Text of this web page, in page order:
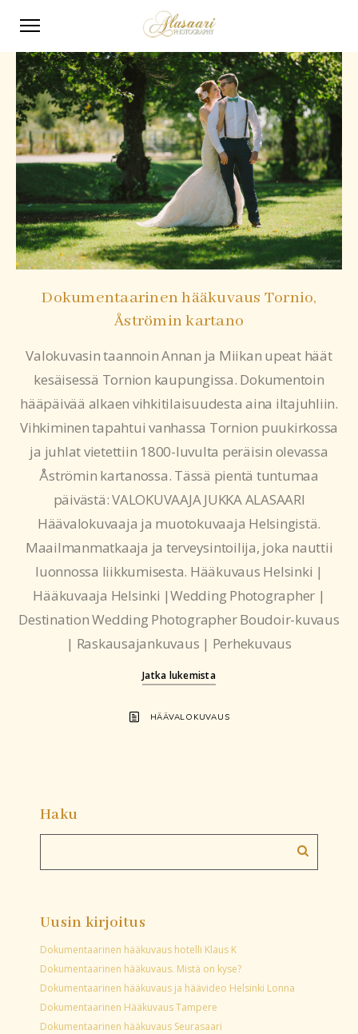
Dokumentaarinen hääkuvaus Tornio,
Åströmin kartano
Valokuvasin taannoin Annan ja Miikan upeat häät
kesäisessä Tornion kaupungissa. Dokumentoin
hääpäivää alkaen vihkitilaisuudesta aina iltajuhliin.
Vihkiminen tapahtui vanhassa Tornion puukirkossa
ja juhlat vietettiin 1800-luvulta peräisin olevassa
Åströmin kartanossa. Tässä pientä tuntumaa
päivästä: VALOKUVAAJA JUKKA ALASAARI
Häävalokuvaaja ja muotokuvaaja Helsingistä.
Maailmanmatkaaja ja terveysintoilija, joka nauttii
luonnossa liikkumisesta. Hääkuvaus Helsinki |
Hääkuvaaja Helsinki |Wedding Photographer |
Destination Wedding Photographer Boudoir-kuvaus
| Raskausajankuvaus | Perhekuvaus
Jatka lukemista
HÄÄVALOKUVAUS
Haku
Uusin kirjoitus
Dokumentaarinen hääkuvaus hotelli Klaus K
Dokumentaarinen hääkuvaus. Mistä on kyse?
Dokumentaarinen hääkuvaus ja häävideo Helsinki Lonna
Dokumentaarinen Hääkuvaus Tampere
Dokumentaarinen hääkuvaus Seurasaari